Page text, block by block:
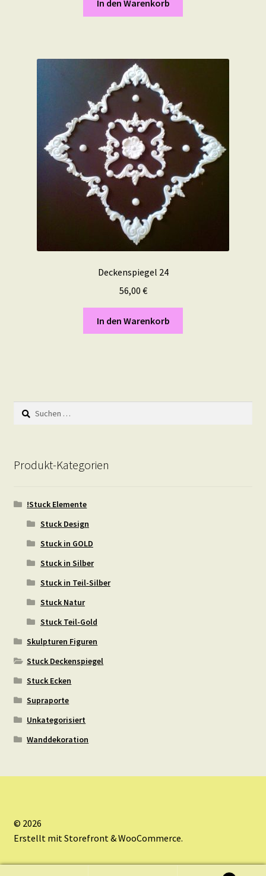
In den Warenkorb
Deckenspiegel 24
56,00 €
In den Warenkorb
Suchen
nach:
Produkt-Kategorien
!Stuck Elemente
Stuck Design
Stuck in GOLD
Stuck in Silber
Stuck in Teil-Silber
Stuck Natur
Stuck Teil-Gold
Skulpturen Figuren
Stuck Deckenspiegel
Stuck Ecken
Supraporte
Unkategorisiert
Wanddekoration
© 2026
Erstellt mit Storefront & WooCommerce.